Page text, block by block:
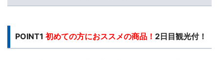
POINT1 初めての方におススメの商品！ 2日目観光付！